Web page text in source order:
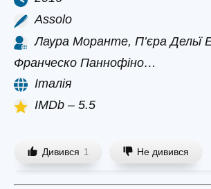
Assolo
Лаура Моранте, П’єра Дельї
Франческо Паннофіно…
Італія
IMDb – 5.5
Дивився 1 Не дивився